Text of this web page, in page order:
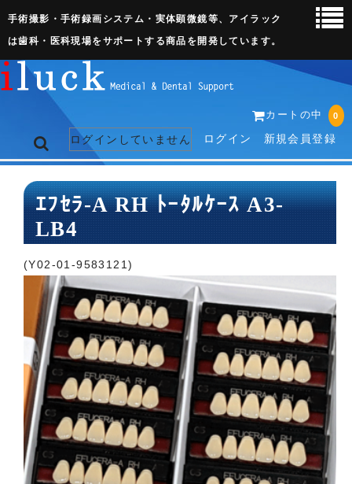
手術撮影・手術録画システム・実体顕微鏡等、アイラック
は歯科・医科現場をサポートする商品を開発しています。
カートの中 0
ログインしていません ログイン 新規会員登録
トップページ
ネット販売ページ
歯科関連機器
術野撮影キット
3D実体顕微鏡
会社概要
お問い合わせ
ｴﾌｾﾗ-A RH ﾄｰﾀﾙｹｰｽ A3-
LB4
(Y02-01-9583121)